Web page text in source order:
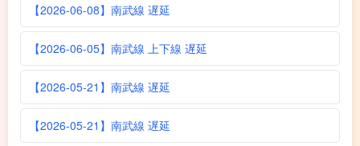
【2026-06-08】南武線 遅延
【2026-06-05】南武線 上下線 遅延
【2026-05-21】南武線 遅延
【2026-05-21】南武線 遅延